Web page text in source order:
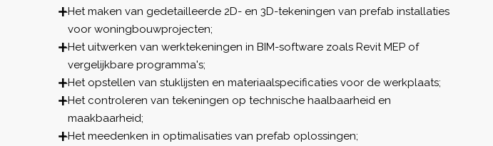
Het maken van gedetailleerde 2D- en 3D-tekeningen van prefab installaties
voor woningbouwprojecten;
Het uitwerken van werktekeningen in BIM-software zoals Revit MEP of
vergelijkbare programma's;
Het opstellen van stuklijsten en materiaalspecificaties voor de werkplaats;
Het controleren van tekeningen op technische haalbaarheid en
maakbaarheid;
Het meedenken in optimalisaties van prefab oplossingen;